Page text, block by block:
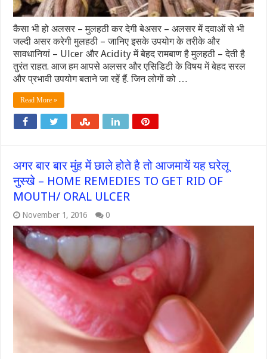
कैसा भी हो अलसर – मुलहठी कर देगी बेअसर – अलसर में दवाओं से भी
जल्दी असर करेगी मुलहठी – जानिए इसके उपयोग के तरीके और
सावधानियां – Ulcer और Acidity में बेहद रामबाण है मुलहठी – देती है
तुरंत राहत. आज हम आपसे अलसर और एसिडिटी के विषय में बेहद सरल
और प्रभावी उपयोग बताने जा रहें हैं. जिन लोगों को …
Read More »
अगर बार बार मुंह में छाले होते है तो आजमायें यह घरेलू
नुस्खे – HOME REMEDIES TO GET RID OF
MOUTH/ ORAL ULCER
November 1, 2016 0